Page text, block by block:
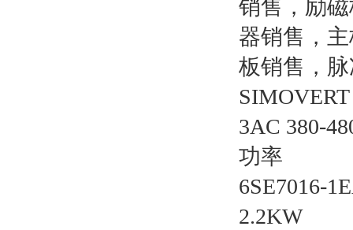
销售，励
器销售，
板销售，
3AC 380-
功率
6SE7016-
2.2KW